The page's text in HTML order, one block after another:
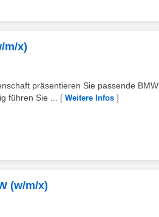
m/x)
präsentieren Sie passende BMW
führen Sie ...
[ Weitere Infos ]
(w/m/x)